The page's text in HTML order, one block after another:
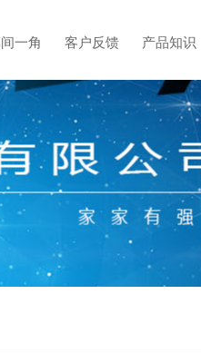
一角 客户反馈 产品知识